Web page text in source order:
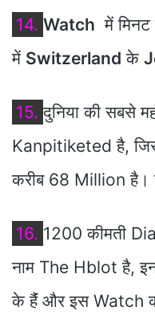
14. Watch में मिनट
में Switzerland के
15. दुनिया की सबसे
Kanpitiketed है,
करीब 68 Million
16. 1200 कीमती
नाम The Hblot है,
के हैंं और इस Watch